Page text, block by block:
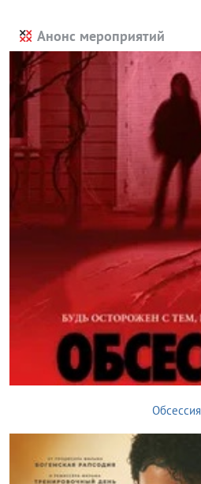
Анонс мероприятий
Обсессия